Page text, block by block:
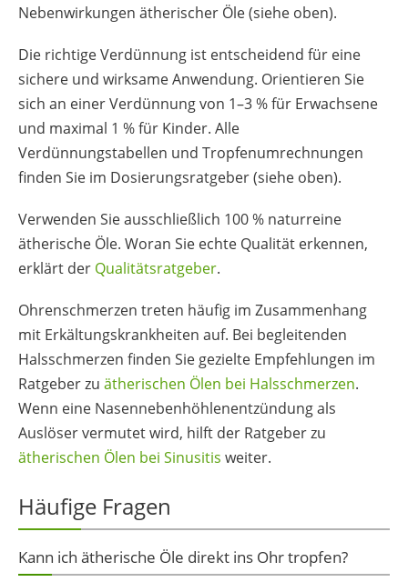
Nebenwirkungen ätherischer Öle (siehe oben).
Die richtige Verdünnung ist entscheidend für eine
sichere und wirksame Anwendung. Orientieren Sie
sich an einer Verdünnung von 1–3 % für Erwachsene
und maximal 1 % für Kinder. Alle
Verdünnungstabellen und Tropfenumrechnungen
finden Sie im Dosierungsratgeber (siehe oben).
Verwenden Sie ausschließlich 100 % naturreine
ätherische Öle. Woran Sie echte Qualität erkennen,
erklärt der Qualitätsratgeber.
Ohrenschmerzen treten häufig im Zusammenhang
mit Erkältungskrankheiten auf. Bei begleitenden
Halsschmerzen finden Sie gezielte Empfehlungen im
Ratgeber zu ätherischen Ölen bei Halsschmerzen.
Wenn eine Nasennebenhöhlenentzündung als
Auslöser vermutet wird, hilft der Ratgeber zu
ätherischen Ölen bei Sinusitis weiter.
Häufige Fragen
Kann ich ätherische Öle direkt ins Ohr tropfen?